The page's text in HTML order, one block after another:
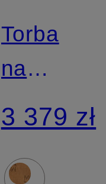
Torba
na
zakupy
LIZ z
3 379 zł